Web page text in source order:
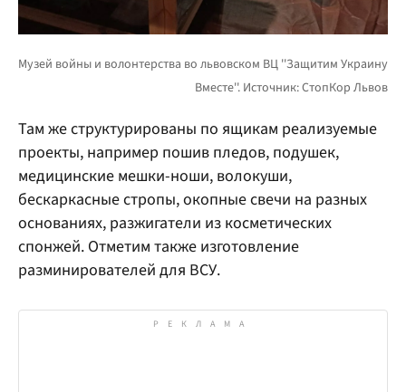
Там же структурированы по ящикам реализуемые
проекты, например пошив пледов, подушек,
медицинские мешки-ноши, волокуши,
бескаркасные стропы, окопные свечи на разных
основаниях, разжигатели из косметических
спонжей. Отметим также изготовление
разминирователей для ВСУ.